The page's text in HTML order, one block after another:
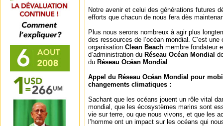
Notre avenir et celui des générations futures
efforts que chacun de nous fera dès
Plus nous serons nombreux à agir plus
des ressources de l’océan mondial. C’est
organisation Clean Beach membre fondateur
d‘administration du Réseau Océan Mondial
du Réseau Océan Mondial .
Appel du Réseau Océan Mondial pour
changements climatiques :
Sachant que les océans jouent un rôle vital
mondial, que les écosystèmes marins sont
vie sur terre, ou que nous vivons, et que les
l’homme ont un impact sur les océans qui